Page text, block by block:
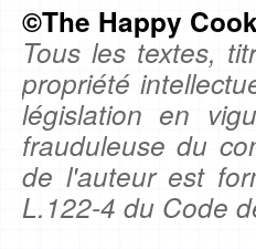
©The Happy
Tous les textes,
propriété
législation en
frauduleuse du
de l'auteur est
L.122-4 du Code